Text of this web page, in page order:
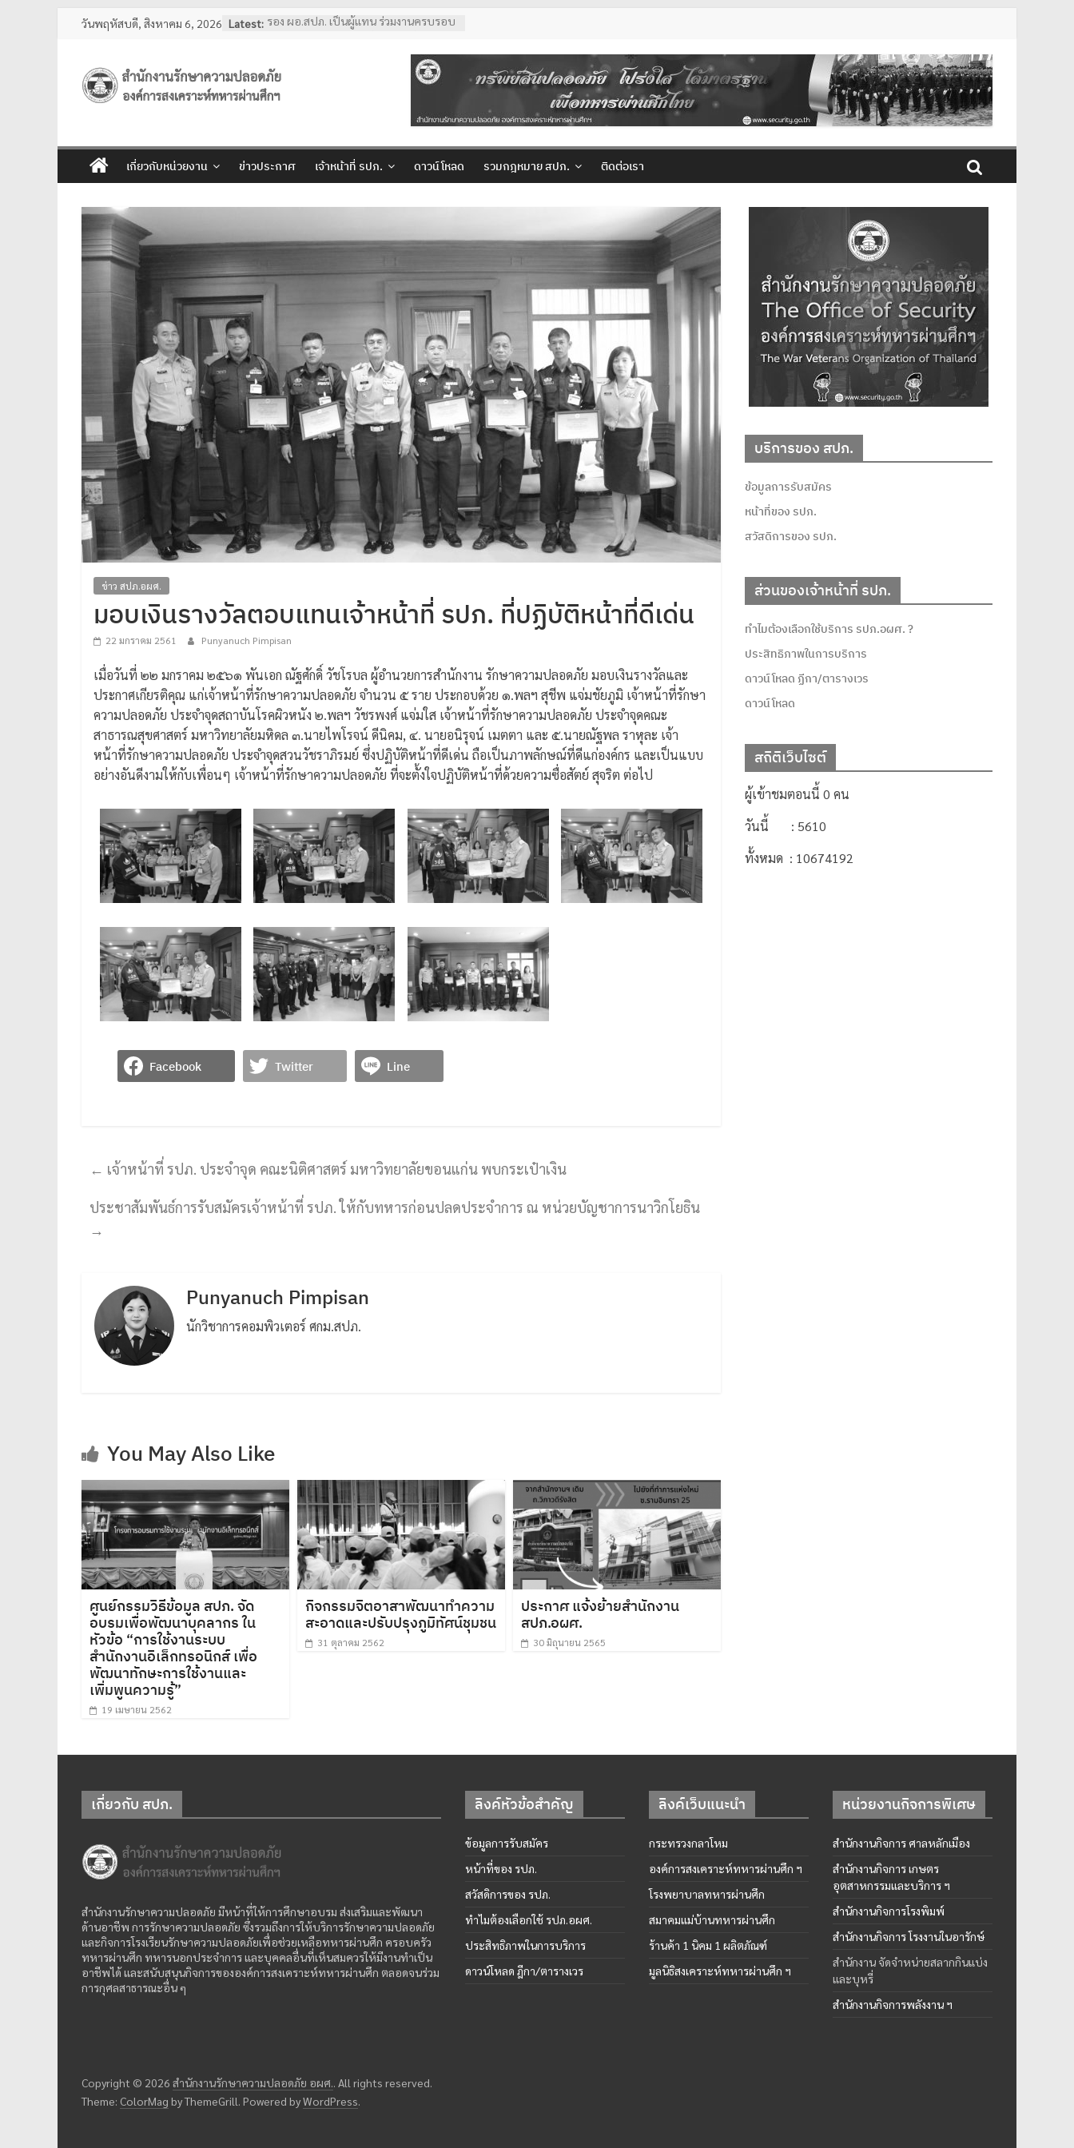
วันพฤหัสบดี, สิงหาคม 6, 2026 Latest: รอง ผอ.สปภ. เป็นผู้แทน ร่วมงานครบรอบ
ผอ.สปภ. เดินทางตรวจเยี่ยมเจ้าหน้าที่
รปภ. ณ ศูนย์การแพทย์ปัญญานันทภิกขุ
ชลประทาน มหาวิทยาลัย
ศรีนครินทรวิโรฒ
พร้อมด้วยสื่อมวลชน เข้าเยี่ยมชมสถานฝึก
อบรมหลักสูตรการรักษาความปลอดภัย
ของโรงเรียนรักษาความปลอดภัย อผศ.
วชิรเบญจทัศ (สวนรถไฟ)
สำนักงาน
รักษา
ความ
ปลอดภัย
อผศ.
มาตรฐาน
เพื่อ
ทหารผ่านศึก
ไทย
เกี่ยวกับหน่วยงาน ข่าวประกาศ เจ้าหน้าที่ รปภ. ดาวน์โหลด รวมกฎหมาย สปภ. ติดต่อเรา
ข่าว สปภ.อผศ.
มอบเงินรางวัลตอบแทนเจ้าหน้าที่ รปภ. ที่ปฏิบัติหน้าที่ดีเด่น
22 มกราคม 2561 Punyanuch Pimpisan
เมื่อวันที่ ๒๒ มกราคม ๒๕๖๑ พันเอก ณัฐศักดิ์ วัชโรบล ผู้อำนวยการสำนักงาน รักษาความปลอดภัย มอบเงินรางวัลและ
ประกาศเกียรติคุณ แก่เจ้าหน้าที่รักษาความปลอดภัย จำนวน ๕ ราย ประกอบด้วย ๑.พลฯ สุชีพ แจ่มชัยภูมิ เจ้าหน้าที่รักษา
ความปลอดภัย ประจำจุดสถาบันโรคผิวหนัง ๒.พลฯ วัชรพงศ์ แจ่มใส เจ้าหน้าที่รักษาความปลอดภัย ประจำจุดคณะ
สาธารณสุขศาสตร์ มหาวิทยาลัยมหิดล ๓.นายไพโรจน์ ดีนิคม, ๔. นายอนิรุจน์ เมตตา และ ๕.นายณัฐพล ราหุละ เจ้า
หน้าที่รักษาความปลอดภัย ประจำจุดสวนวัชราภิรมย์ ซึ่งปฏิบัติหน้าที่ดีเด่น ถือเป็นภาพลักษณ์ที่ดีแก่องค์กร และเป็นแบบ
อย่างอันดีงามให้กับเพื่อนๆ เจ้าหน้าที่รักษาความปลอดภัย ที่จะตั้งใจปฏิบัติหน้าที่ด้วยความซื่อสัตย์ สุจริต ต่อไป
Facebook Twitter Line
← เจ้าหน้าที่ รปภ. ประจำจุด คณะนิติศาสตร์ มหาวิทยาลัยขอนแก่น พบกระเป๋าเงิน
ประชาสัมพันธ์การรับสมัครเจ้าหน้าที่ รปภ. ให้กับทหารก่อนปลดประจำการ ณ หน่วยบัญชาการนาวิกโยธิน
→
Punyanuch Pimpisan
นักวิชาการคอมพิวเตอร์ ศกม.สปภ.
You May Also Like
ศูนย์กรรมวิธีข้อมูล สปภ. จัด
อบรมเพื่อพัฒนาบุคลากร ใน
หัวข้อ “การใช้งานระบบ
สำนักงานอิเล็กทรอนิกส์ เพื่อ
พัฒนาทักษะการใช้งานและ
เพิ่มพูนความรู้”
19 เมษายน 2562
กิจกรรมจิตอาสาพัฒนาทำความ
สะอาดและปรับปรุงภูมิทัศน์ชุมชน
31 ตุลาคม 2562
ประกาศ แจ้งย้ายสำนักงาน
สปภ.อผศ.
30 มิถุนายน 2565
บริการของ สปภ.
ข้อมูลการรับสมัคร
หน้าที่ของ รปภ.
สวัสดิการของ รปภ.
ส่วนของเจ้าหน้าที่ รปภ.
ทำไมต้องเลือกใช้บริการ รปภ.อผศ. ?
ประสิทธิภาพในการบริการ
ดาวน์โหลด ฏีกา/ตารางเวร
ดาวน์โหลด
สถิติเว็บไซต์
ผู้เข้าชมตอนนี้ 0 คน
วันนี้ : 5610
ทั้งหมด : 10674192
เกี่ยวกับ สปภ.
สำนักงานรักษาความปลอดภัย มีหน้าที่ให้การศึกษาอบรม ส่งเสริมและพัฒนา
ด้านอาชีพ การรักษาความปลอดภัย ซึ่งรวมถึงการให้บริการรักษาความปลอดภัย
และกิจการโรงเรียนรักษาความปลอดภัยเพื่อช่วยเหลือทหารผ่านศึก ครอบครัว
ทหารผ่านศึก ทหารนอกประจำการ และบุคคลอื่นที่เห็นสมควรให้มีงานทำเป็น
อาชีพได้ และสนับสนุนกิจการขององค์การสงเคราะห์ทหารผ่านศึก ตลอดจนร่วม
การกุศลสาธารณะอื่น ๆ
ลิงค์หัวข้อสำคัญ
ข้อมูลการรับสมัคร
หน้าที่ของ รปภ.
สวัสดิการของ รปภ.
ทำไมต้องเลือกใช้ รปภ.อผศ.
ประสิทธิภาพในการบริการ
ดาวน์โหลด ฎีกา/ตารางเวร
ลิงค์เว็บแนะนำ
กระทรวงกลาโหม
องค์การสงเคราะห์ทหารผ่านศึก ฯ
โรงพยาบาลทหารผ่านศึก
สมาคมแม่บ้านทหารผ่านศึก
ร้านค้า 1 นิคม 1 ผลิตภัณฑ์
มูลนิธิสงเคราะห์ทหารผ่านศึก ฯ
หน่วยงานกิจการพิเศษ
สำนักงานกิจการ ศาลหลักเมือง
สำนักงานกิจการ เกษตร
อุตสาหกรรมและบริการ ฯ
สำนักงานกิจการโรงพิมพ์
สำนักงานกิจการ โรงงานในอารักษ์
สำนักงาน จัดจำหน่ายสลากกินแบ่ง
และบุหรี่
สำนักงานกิจการพลังงาน ฯ
Copyright © 2026 สำนักงานรักษาความปลอดภัย อผศ.. All rights reserved.
Theme: ColorMag by ThemeGrill. Powered byWordPress.